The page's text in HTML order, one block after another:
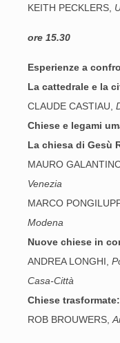
KEITH PECKLERS,
ore 15.30
Esperienze a
La cattedrale e la
CLAUDE CASTIAU,
Chiese e legami
La chiesa di Gesù
MAURO
Venezia
MARCO
Modena
Nuove chiese in
ANDREA LONGHI,
Casa-Città
Chiese
ROB BROUWERS,